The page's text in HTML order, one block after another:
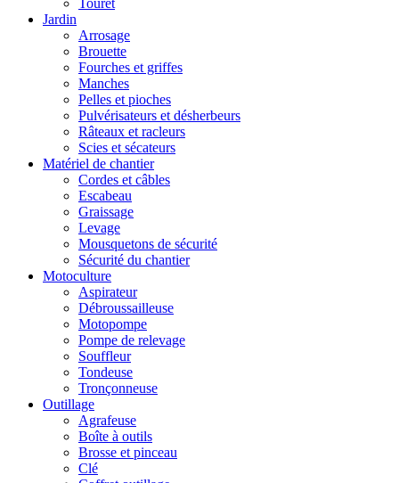
Touret
Jardin
Arrosage
Brouette
Fourches et griffes
Manches
Pelles et pioches
Pulvérisateurs et désherbeurs
Râteaux et racleurs
Scies et sécateurs
Matériel de chantier
Cordes et câbles
Escabeau
Graissage
Levage
Mousquetons de sécurité
Sécurité du chantier
Motoculture
Aspirateur
Débroussailleuse
Motopompe
Pompe de relevage
Souffleur
Tondeuse
Tronçonneuse
Outillage
Agrafeuse
Boîte à outils
Brosse et pinceau
Clé